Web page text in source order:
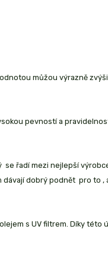
můžou výrazně
pevností a
se řadí mezi nejlepší
dobrý podnět pro to ,
s UV filtrem. Díky této